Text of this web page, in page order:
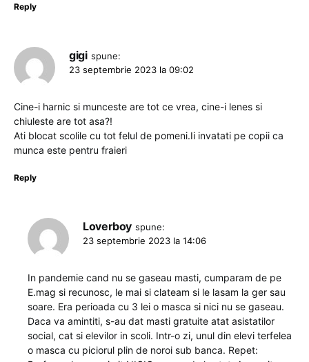
Reply
gigi spune:
23 septembrie 2023 la 09:02
Cine-i harnic si munceste are tot ce vrea, cine-i lenes si
chiuleste are tot asa?!
Ati blocat scolile cu tot felul de pomeni.Ii invatati pe copii ca
munca este pentru fraieri
Reply
Loverboy spune:
23 septembrie 2023 la 14:06
In pandemie cand nu se gaseau masti, cumparam de pe
E.mag si recunosc, le mai si clateam si le lasam la ger sau
soare. Era perioada cu 3 lei o masca si nici nu se gaseau.
Daca va amintiti, s-au dat masti gratuite atat asistatilor
social, cat si elevilor in scoli. Intr-o zi, unul din elevi terfelea
o masca cu piciorul plin de noroi sub banca. Repet: